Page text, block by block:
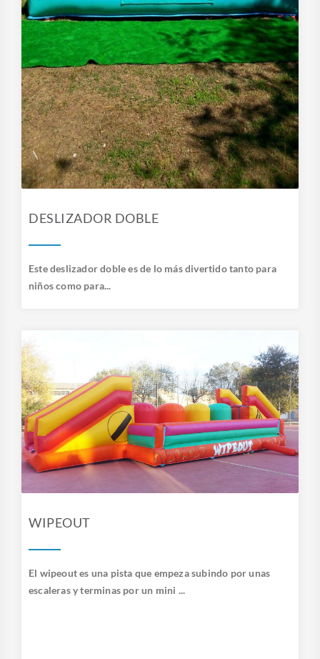
DESLIZADOR DOBLE
Este deslizador doble es de lo más divertido tanto para
niños como para...
WIPEOUT
El wipeout es una pista que empeza subindo por unas
escaleras y terminas por un mini ...